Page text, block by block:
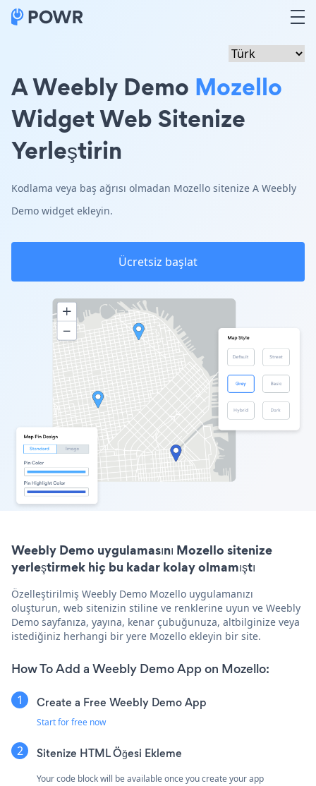
A Weebly Demo Mozello
Widget Web Sitenize
Yerleştirin
Kodlama veya baş ağrısı olmadan Mozello sitenize A Weebly
Demo widget ekleyin.
Ücretsiz başlat
Weebly Demo uygulamasını Mozello sitenize
yerleştirmek hiç bu kadar kolay olmamıştı
Özelleştirilmiş Weebly Demo Mozello uygulamanızı
oluşturun, web sitenizin stiline ve renklerine uyun ve Weebly
Demo sayfanıza, yayına, kenar çubuğunuza, altbilginize veya
istediğiniz herhangi bir yere Mozello ekleyin bir site.
How To Add a Weebly Demo App on Mozello:
Create a Free Weebly Demo App
Start for free now
Sitenize HTML Öğesi Ekleme
Your code block will be available once you create your app